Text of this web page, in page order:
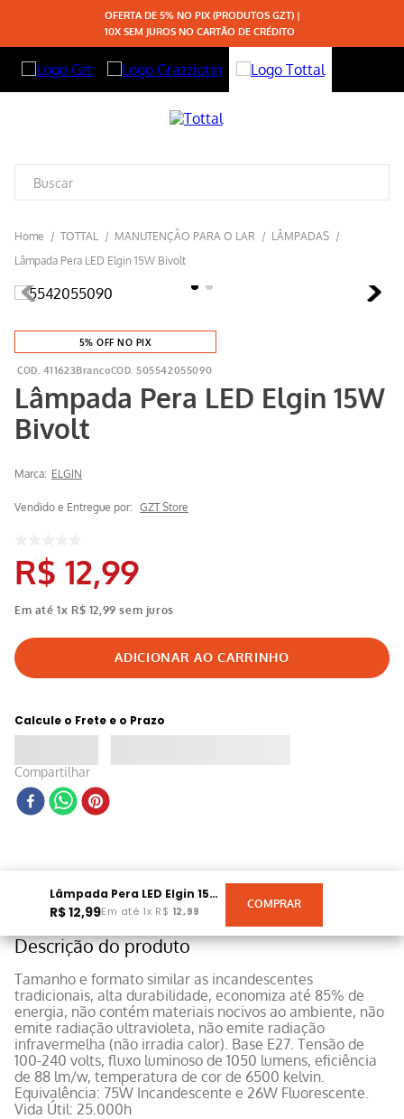
OFERTA DE 5% NO PIX (PRODUTOS GZT) |
10X SEM JUROS NO CARTÃO DE CRÉDITO
TOTTAL MANUTENÇÃO PARA O LAR
LÂMPADAS
Lâmpada Pera LED Elgin 15W Bivolt
5% OFF NO PIX
411623Branco 505542055090
Lâmpada Pera LED Elgin 15W
Bivolt
Marca: ELGIN
Vendido e Entregue por: GZT Store
R$ 12,99
Em até1x R$ 12 99 sem juros
Calcule o Frete e o Prazo
Compartilhar
Lâmpada Pera LED Elgin 15W Bivolt
R$12,99Em até 1x R$ 12,99
Descrição do produto
Tamanho e formato similar as incandescentes
tradicionais, alta durabilidade, economiza até 85% de
energia, não contém materiais nocivos ao ambiente, não
emite radiação ultravioleta, não emite radiação
infravermelha (não irradia calor). Base E27. Tensão de
100-240 volts, fluxo luminoso de 1050 lumens, eficiência
de 88 lm/w, temperatura de cor de 6500 kelvin.
Equivalência: 75W Incandescente e 26W Fluorescente.
Vida Útil: 25.000h